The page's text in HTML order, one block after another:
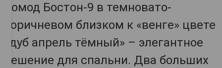
Комод Бостон-9 в темновато-
коричневом близком к «венге» цвете
«дуб апрель тёмный» – элегантное
решение для спальни. Два больших